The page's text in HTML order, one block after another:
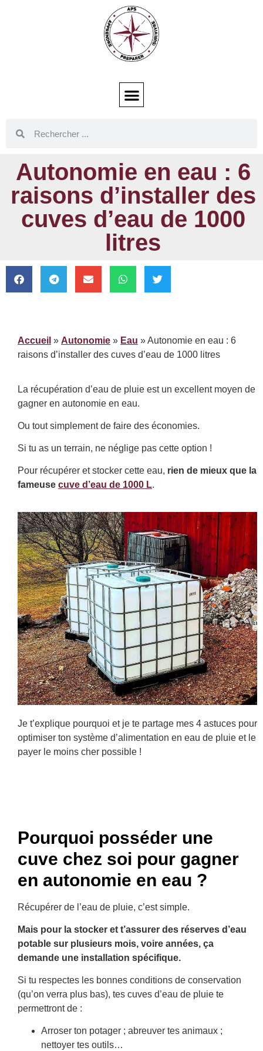
Autonomie en eau : 6
raisons d’installer des
cuves d’eau de 1000
litres
Accueil » Autonomie » Eau »Autonomie en eau : 6
raisons d’installer des cuves d’eau de 1000 litres
La récupération d’eau de pluie est un excellent moyen de
gagner en autonomie en eau.
Ou tout simplement de faire des économies.
Si tu as un terrain, ne néglige pas cette option !
Pour récupérer et stocker cette eau, rien de mieux que la
fameuse cuve d’eau de 1000 L.
Je t’explique pourquoi et je te partage mes 4 astuces pour
optimiser ton système d’alimentation en eau de pluie et le
payer le moins cher possible !
Pourquoi posséder une
cuve chez soi pour gagner
en autonomie en eau ?
Récupérer de l’eau de pluie, c’est simple.
Mais pour la stocker et t’assurer des réserves d’eau
potable sur plusieurs mois, voire années, ça
demande une installation spécifique.
Si tu respectes les bonnes conditions de conservation
(qu’on verra plus bas), tes cuves d’eau de pluie te
permettront de :
Arroser ton potager ; abreuver tes animaux ;
nettoyer tes outils…